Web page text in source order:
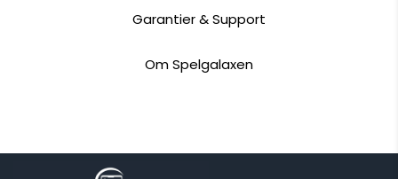
Garantier & Support
Om Spelgalaxen